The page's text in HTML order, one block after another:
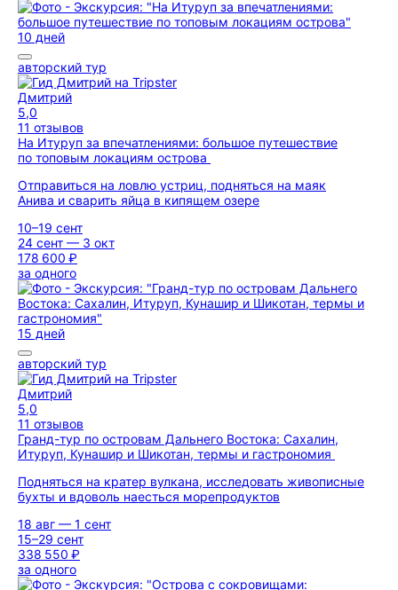
10 дней
авторский тур
Дмитрий
5,0
11 отзывов
На Итуруп за впечатлениями: большое путешествие
по топовым локациям острова
Отправиться на ловлю устриц, подняться на маяк
Анива и сварить яйца в кипящем озере
10–19 сент
24 сент — 3 окт
178 600 ₽
за одного
15 дней
авторский тур
Дмитрий
5,0
11 отзывов
Гранд-тур по островам Дальнего Востока: Сахалин,
Итуруп, Кунашир и Шикотан, термы и гастрономия
Подняться на кратер вулкана, исследовать живописные
бухты и вдоволь наесться морепродуктов
18 авг — 1 сент
15–29 сент
338 550 ₽
за одного